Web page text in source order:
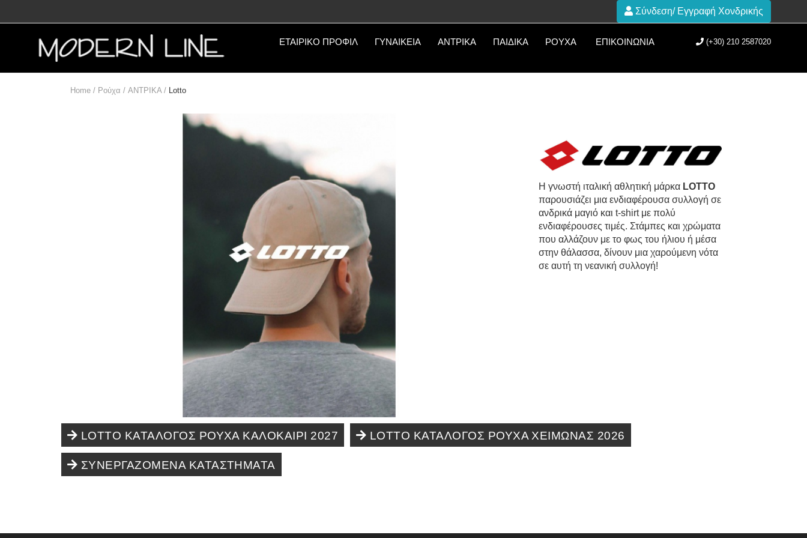
Σύνδεση/ Εγγραφή Χονδρικής
ΕΤΑΙΡΙΚΟ ΠΡΟΦΙΛ ΓΥΝΑΙΚΕΙΑ ΑΝΤΡΙΚΑ ΠΑΙΔΙΚΑ ΡΟΎΧΑ ΕΠΙΚΟΙΝΩΝΊΑ (+30) 210 2587020
Home / Ρούχα / ΑΝΤΡΙΚΑ / Lotto
Η γνωστή ιταλική αθλητική μάρκα LOTTO
παρουσιάζει μια ενδιαφέρουσα συλλογή σε
ανδρικά μαγιό και t-shirt με πολύ
ενδιαφέρουσες τιμές. Στάμπες και χρώματα
που αλλάζουν με το φως του ήλιου ή μέσα
στην θάλασσα, δίνουν μια χαρούμενη νότα
σε αυτή τη νεανική συλλογή!
LOTTO KATAΛΟΓΟΣ ΡΟΥΧΑ ΚΑΛΟΚΑΙΡΙ 2027 LOTTO KATAΛΟΓΟΣ ΡΟΥΧΑ ΧΕΙΜΩΝΑΣ 2026
ΣΥΝΕΡΓΑΖΌΜΕΝΑ ΚΑΤΑΣΤΉΜΑΤΑ